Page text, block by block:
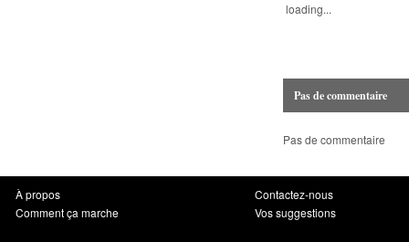
loading...
Pas de commentaire
Pas de commentaire
À propos
Comment ça marche
Contactez-nous
Vos suggestions